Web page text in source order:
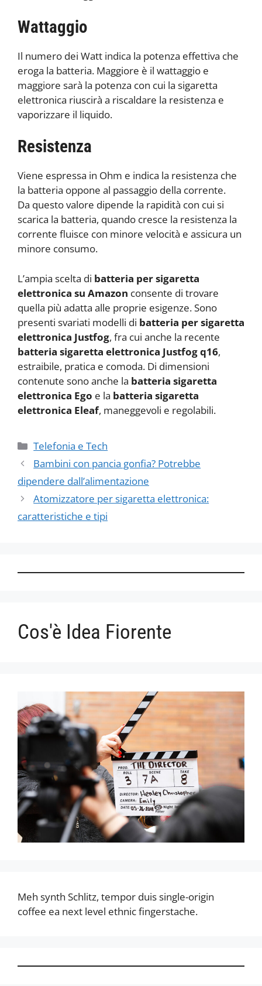
Wattaggio
Il numero dei Watt indica la potenza effettiva che
eroga la batteria. Maggiore è il wattaggio e
maggiore sarà la potenza con cui la sigaretta
elettronica riuscirà a riscaldare la resistenza e
vaporizzare il liquido.
Resistenza
Viene espressa in Ohm e indica la resistenza che
la batteria oppone al passaggio della corrente.
Da questo valore dipende la rapidità con cui si
scarica la batteria, quando cresce la resistenza la
corrente fluisce con minore velocità e assicura un
minore consumo.
L’ampia scelta di batteria per sigaretta
elettronica su Amazon consente di trovare
quella più adatta alle proprie esigenze. Sono
presenti svariati modelli di batteria per sigaretta
elettronica Justfog, fra cui anche la recente
batteria sigaretta elettronica Justfog q16,
estraibile, pratica e comoda. Di dimensioni
contenute sono anche la batteria sigaretta
elettronica Ego e la batteria sigaretta
elettronica Eleaf, maneggevoli e regolabili.
Categorie
Telefonia e Tech
Bambini con pancia gonfia? Potrebbe
dipendere dall’alimentazione
Atomizzatore per sigaretta elettronica:
caratteristiche e tipi
Cos'è Idea Fiorente
Meh synth Schlitz, tempor duis single-origin
coffee ea next level ethnic fingerstache.